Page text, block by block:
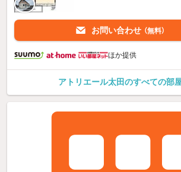
お問い合わせ （無料）
ほか提供
アトリエール太田のすべての部